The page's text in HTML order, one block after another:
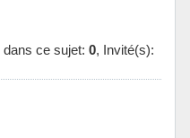
ce sujet: 0, Invité(s):